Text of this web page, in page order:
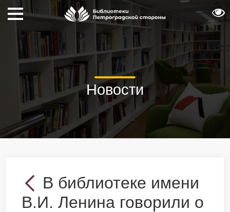
Новости
В библиотеке имени
В.И. Ленина говорили о